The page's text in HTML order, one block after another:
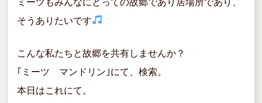
そうありたいです
こんな私たちと故郷を共有しませんか？
｢ミーツ マンドリン｣にて、検索。
本日はこれにて。